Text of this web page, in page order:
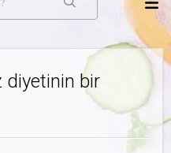
diyetinin bir